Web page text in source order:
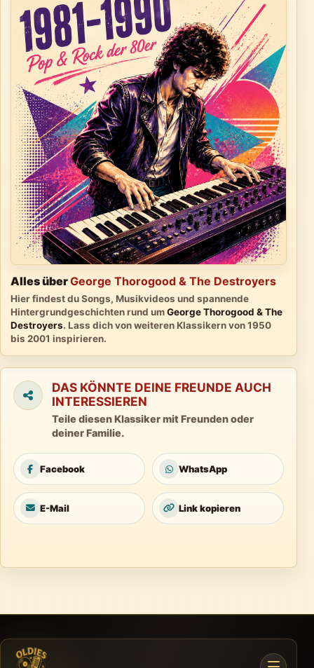
Alles überGeorge Thorogood & The Destroyers
Hier findest du Songs, Musikvideos und spannende
Hintergrundgeschichten rund umGeorge Thorogood & The
Destroyers. Lass dich von weiteren Klassikern von 1950
bis 2001 inspirieren.
DAS KÖNNTE DEINE FREUNDE AUCH
INTERESSIEREN
Teile diesen Klassiker mit Freunden oder
deiner Familie.
Facebook WhatsApp
E-Mail Link kopieren